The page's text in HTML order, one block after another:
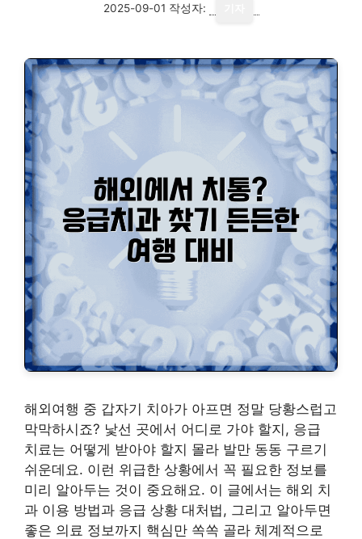
2025-09-01 작성자:
해외여행 중 갑자기 치아가 아프면 정말 당황스럽고
막막하시죠? 낯선 곳에서 어디로 가야 할지, 응급
치료는 어떻게 받아야 할지 몰라 발만 동동 구르기
쉬운데요. 이런 위급한 상황에서 꼭 필요한 정보를
미리 알아두는 것이 중요해요. 이 글에서는 해외 치
과 이용 방법과 응급 상황 대처법, 그리고 알아두면
좋은 의료 정보까지 핵심만 쏙쏙 골라 체계적으로